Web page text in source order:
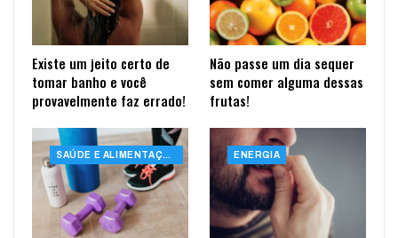
Existe um jeito certo de
tomar banho e você
provavelmente faz errado!
Não passe um dia sequer
sem comer alguma dessas
frutas!
SAÚDE E ALIMENTAÇÃO ENERGIA